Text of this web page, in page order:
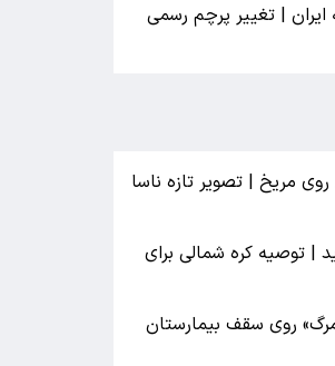
ایران | تغییر پرچم رسمی
مریخ | تصویر تازه ناسا
توصیه کره شمالی برای
روی سقف بیمارستان